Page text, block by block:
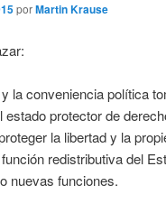
porMartin Krause
la conveniencia política
estado protector de
la libertad y la
redistributiva del
nuevas funciones.